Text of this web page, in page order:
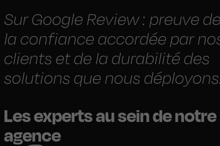
Sur Google Review : preuve
la confiance accordée par
clients et de la durabilité des
solutions que nous
Les experts au sein de notre
agence